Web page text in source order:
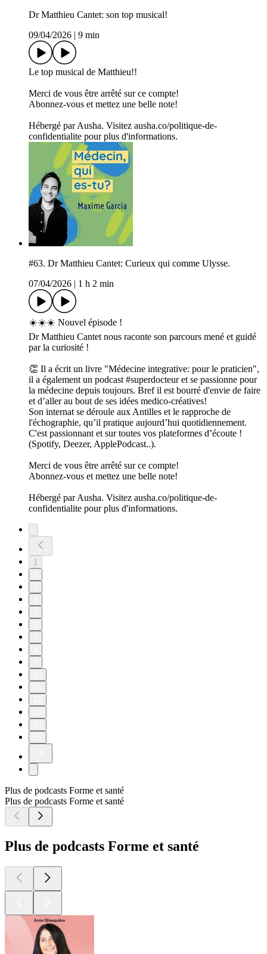
Dr Matthieu Cantet: son top musical!
09/04/2026
9 min
Le top musical de Matthieu!!
Merci de vous être arrêté sur ce compte!
Abonnez-vous et mettez une belle note!
Hébergé par Ausha. Visitez ausha.co/politique-de-
confidentialite pour plus d'informations.
#63. Dr Matthieu Cantet: Curieux qui comme Ulysse.
07/04/2026
1 h 2 min
☀️☀️☀️ Nouvel épisode !
Dr Matthieu Cantet nous raconte son parcours mené et guidé
par la curiosité !
👏 Il a écrit un livre "Médecine integrative: pour le praticien",
il a également un podcast #superdocteur et se passionne pour
la médecine depuis toujours. Bref il est bourré d'envie de faire
et d’aller au bout de ses idées medico-créatives!
Son internat se déroule aux Antilles et le rapproche de
l'échographie, qu’il pratique aujourd’hui quotidiennement.
C'est passionnant et sur toutes vos plateformes d’écoute !
(Spotify, Deezer, ApplePodcast..).
Merci de vous être arrêté sur ce compte!
Abonnez-vous et mettez une belle note!
Hébergé par Ausha. Visitez ausha.co/politique-de-
confidentialite pour plus d'informations.
1
Plus de podcasts Forme et santé
Plus de podcasts Forme et santé
Plus de podcasts Forme et santé